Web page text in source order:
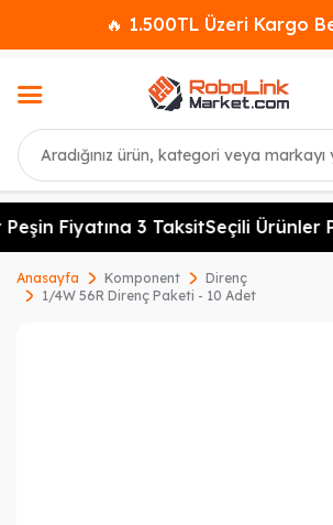
🔥 1.500TL Üzeri Kargo
Ara
Fiyatına 3 TaksitSeçili Ürünler
Anasayfa Komponent
Direnç
1/4W 56R Direnç Paketi - 10 Adet